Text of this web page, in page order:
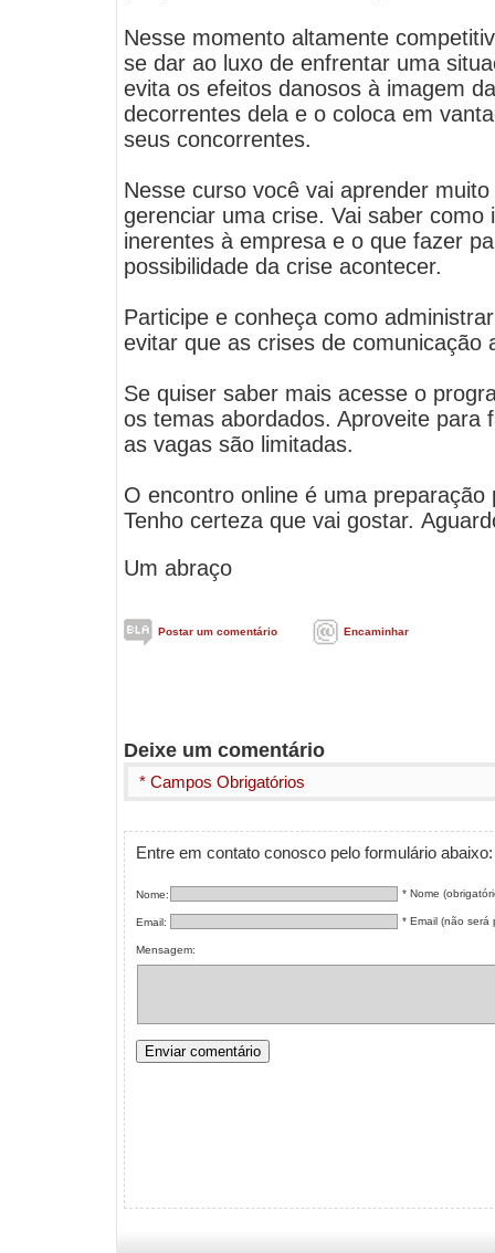
Nesse momento altamente
se dar ao luxo de enfrentar uma
evita os efeitos danosos à imagem
decorrentes dela e o coloca em
seus concorrentes.
Nesse curso você vai aprender
gerenciar uma crise. Vai saber como
inerentes à empresa e o que fazer
possibilidade da crise acontecer.
Participe e conheça como
evitar que as crises de comunicação
Se quiser saber mais acesse o
os temas abordados. Aproveite para
as vagas são limitadas.
O encontro online é uma
Tenho certeza que vai gostar.
Um abraço
Postar um comentário Encaminhar
Deixe um comentário
* Campos Obrigatórios
Entre em contato conosco pelo formulário abaixo:
Nome: * Nome
Email: * Email (não será
Mensagem: